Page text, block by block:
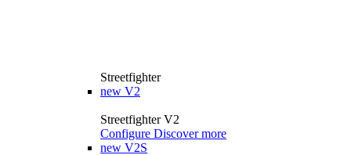
Streetfighter
new V2
Streetfighter V2
Configure Discover more
new V2S